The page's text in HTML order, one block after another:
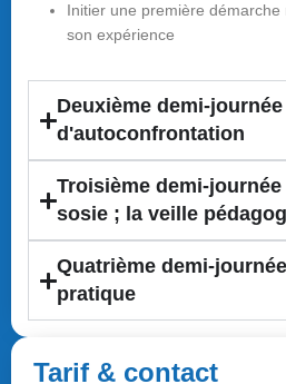
Initier une première démarche
son expérience
Deuxième demi-
d'autoconfrontation
Troisième demi-
sosie ; la veille
Quatrième demi-
pratique
Tarif & contact